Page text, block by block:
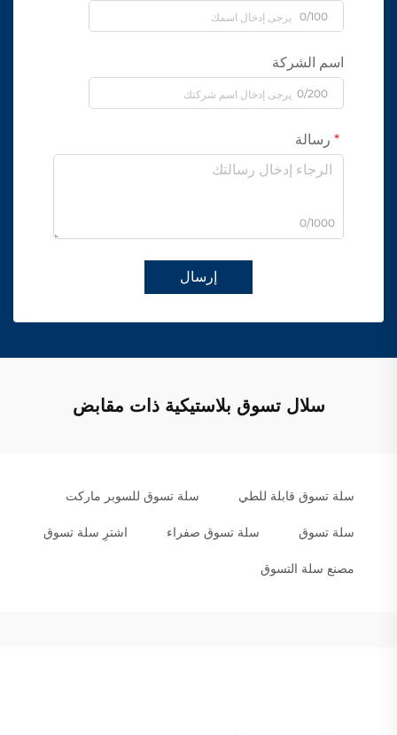
0/100
اسم الشركة
0/200
رسالة
0/1000
إرسال
سلال تسوق بلاستيكية ذات مقابض
سلة تسوق قابلة للطي سلة تسوق للسوبر ماركت
سلة تسوق سلة تسوق صفراء اشترِ سلة تسوق
مصنع سلة التسوق